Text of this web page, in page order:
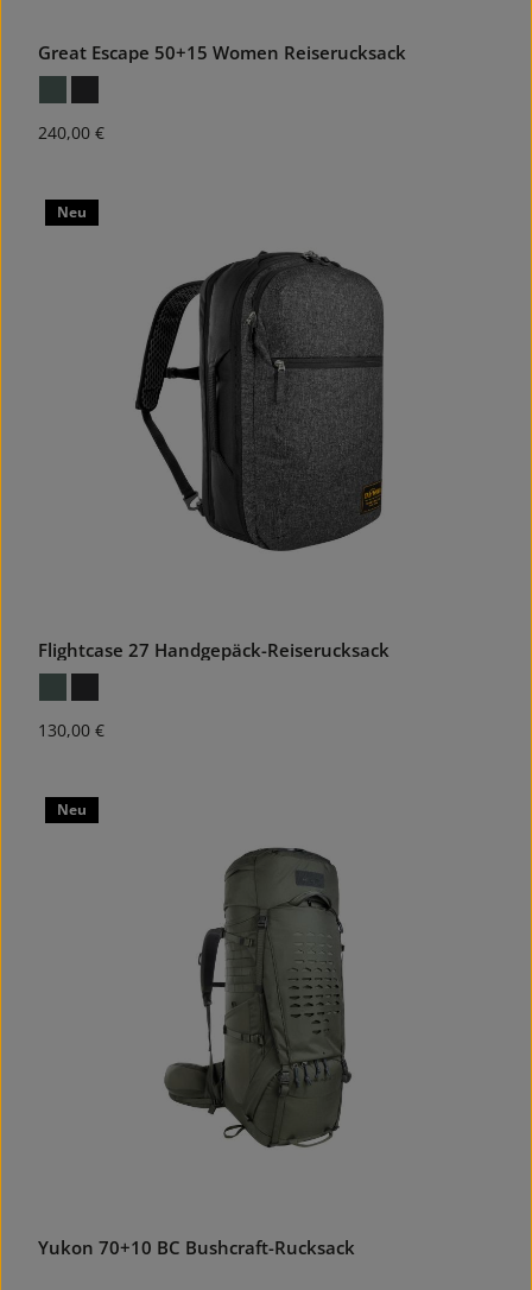
Great Escape 50+15 Women Reiserucksack
Regulärer Preis:
240,00 €
Neu
Flightcase 27 Handgepäck-Reiserucksack
Regulärer Preis:
130,00 €
Neu
Yukon 70+10 BC Bushcraft-Rucksack